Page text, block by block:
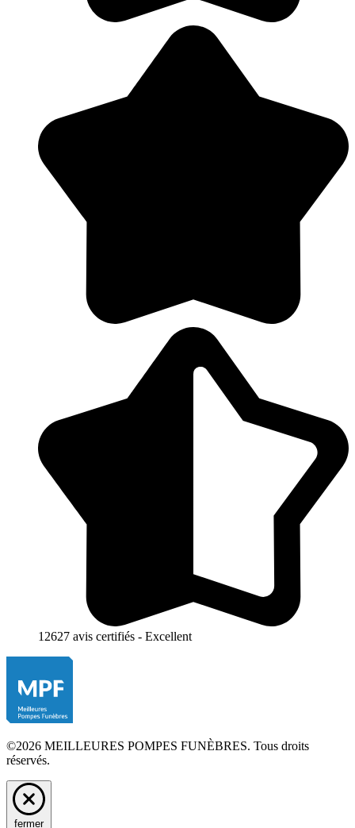
12627 avis certifiés - Excellent
©2026 MEILLEURES POMPES FUNÈBRES. Tous droits
réservés.
fermer